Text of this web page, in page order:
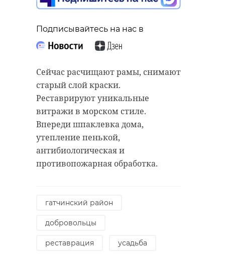
Подписывайтесь на нас в
Сейчас расчищают рамы, снимают
старый слой краски.
Реставрируют уникальные
витражи в морском стиле.
Впереди шпаклевка дома,
утепление пенькой,
антибиологическая и
противопожарная обработка.
гатчинский район
добровольцы
реставрация усадьба